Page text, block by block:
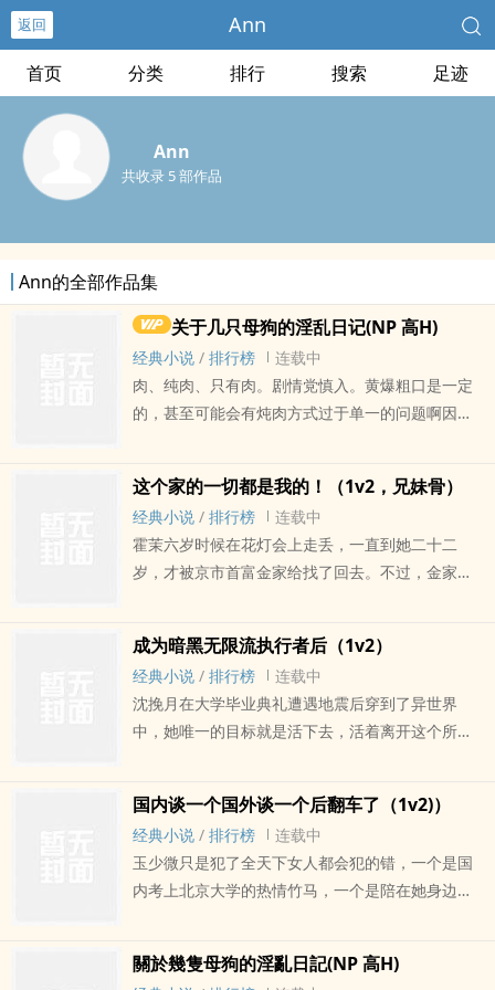
返回 Ann
首页 分类 排行 搜索 足迹
Ann
共收录 5 部作品
Ann的全部作品集
关于几只母狗的淫乱日记(NP 高H)
经典小说 / 排行榜
连载中
肉、纯肉、只有肉。剧情党慎入。黄爆粗口是一定
的，甚至可能会有炖肉方式过于单一的问题啊因为
己吃点肉..所以万一走了剧情一定会写的很烂的，大
家可以跳过没关系呜呜呜呜不知道要排雷啥，有担
心的雷点或者疑惑都可以问～会尽量在新的篇章开
头，大概讲一下可能出现的点帮大家排雷。总之本
事，如果觉得内文有三观或道德问题..请不要骂人，
窝是个玻璃心。最后提醒大家，故事都只是故事，
请不要效仿！！(简体部分都是繁体直接转档过去
的，如果有问题还请见谅。)
这个家的一切都是我的！（1v2，兄妹骨）
经典小说 / 排行榜
连载中
霍茉六岁时候在花灯会上走丢，一直到她二十二
岁，才被京市首富金家给找了回去。不过，金家对
霍茉对于他们来说，最大的用处就是，和鱼亦漱联
姻。但金家父母没意识到，霍茉被一对疯子养大，
能是什么正常人。?假咸鱼真疯子女主×冷漠精英联
姻对象×表面温柔内里疯批哥哥?鱼亦溯：老婆老
音：我的妹妹是个疯子，想上我的疯子，但没关系
我比她还想要她上了我?内含真骨科介意者误入，亲
兄妹，同父同母的亲兄妹。过程NP，结局1v2。作
者xp十分的恶俗，包括但不限于口交、乳交、双
龙、内射、射尿、3P、多P等等
成为暗黑无限流执行者后（1v2）
经典小说 / 排行榜
连载中
沈挽月在大学毕业典礼遭遇地震后穿到了异世界
中，她唯一的目标就是活下去，活着离开这个所谓
第一，既然穿来了这个世界她也很快学会了这个世
界的规则。?她开局开出了SSR级步枪，弱肉强食，
胜者为王。?这样的神兵在手，沈挽月几乎是想做什
么就做什么。是男神就睡了，是死对头就先奸后杀
阴暗白切黑，什么叫死对头想要复合。?一共会有五
个世界，分别是暗黑西幻、异世界、丧失、规则怪
国内谈一个国外谈一个后翻车了（1v2)）
经典小说 / 排行榜
连载中
玉少微只是犯了全天下女人都会犯的错，一个是国
内考上北京大学的热情竹马，一个是陪在她身边年
不能接受小三的正宫不是好正宫，不安分守己的小
關於幾隻母狗的淫亂日記(NP 高H)